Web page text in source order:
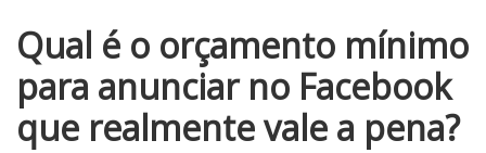
Qual é o orçamento mínimo
para anunciar no Facebook
que realmente vale a pena?